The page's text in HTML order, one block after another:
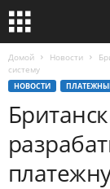
Домой Новости
систему
НОВОСТИ